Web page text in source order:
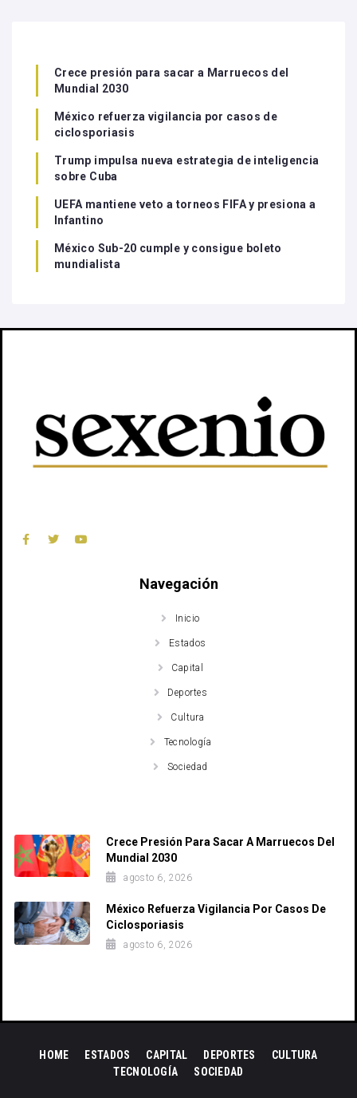
Crece presión para sacar a Marruecos del
Mundial 2030
México refuerza vigilancia por casos de
ciclosporiasis
Trump impulsa nueva estrategia de inteligencia
sobre Cuba
UEFA mantiene veto a torneos FIFA y presiona a
Infantino
México Sub-20 cumple y consigue boleto
mundialista
Navegación
Inicio
Estados
Capital
Deportes
Cultura
Tecnología
Sociedad
Crece Presión Para Sacar A Marruecos Del
Mundial 2030
agosto 6, 2026
México Refuerza Vigilancia Por Casos De
Ciclosporiasis
agosto 6, 2026
HOME ESTADOS CAPITAL DEPORTES
CULTURA
TECNOLOGÍA
SOCIEDAD